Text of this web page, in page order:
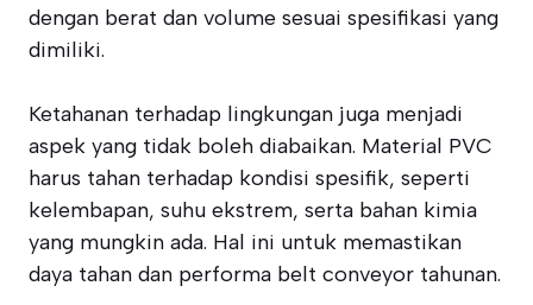
dengan berat dan volume sesuai spesifikasi yang
dimiliki.
Ketahanan terhadap lingkungan juga menjadi
aspek yang tidak boleh diabaikan. Material PVC
harus tahan terhadap kondisi spesifik, seperti
kelembapan, suhu ekstrem, serta bahan kimia
yang mungkin ada. Hal ini untuk memastikan
daya tahan dan performa belt conveyor tahunan.